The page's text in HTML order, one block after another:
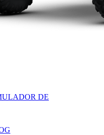
DE